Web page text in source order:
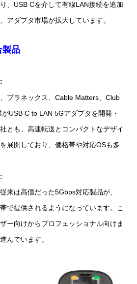
、USB Cを介して有線LAN接続を追加
アダプタ市場が拡大しています。
製品
プラネックス、Cable Matters、Club
USB C to LAN 5Gアダプタを開発・
とも、高速転送とコンパクトなデザイ
展開しており、価格帯や対応OSも多
来は高価だった5Gbps対応製品が、
で提供されるようになっています。こ
ー向けからプロフェッショナル向けま
んでいます。